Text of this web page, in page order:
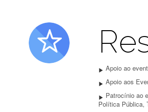
Apoio ao
Apoio aos
Patrocínio ao
Política Pública,